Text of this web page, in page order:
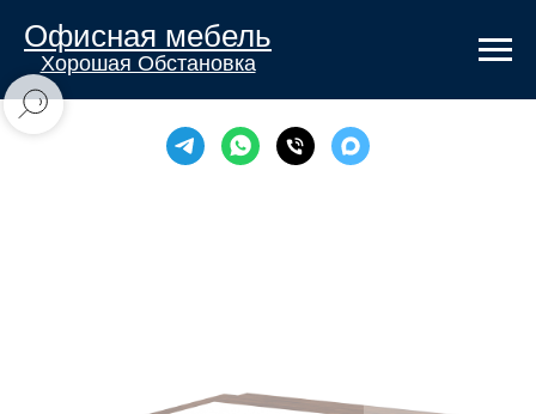
Офисная мебель
Хорошая Обстановка